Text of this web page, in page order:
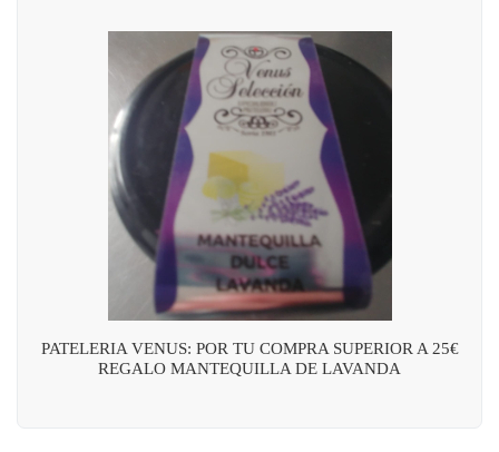
PATELERIA VENUS: POR TU COMPRA SUPERIOR A 25€
REGALO MANTEQUILLA DE LAVANDA